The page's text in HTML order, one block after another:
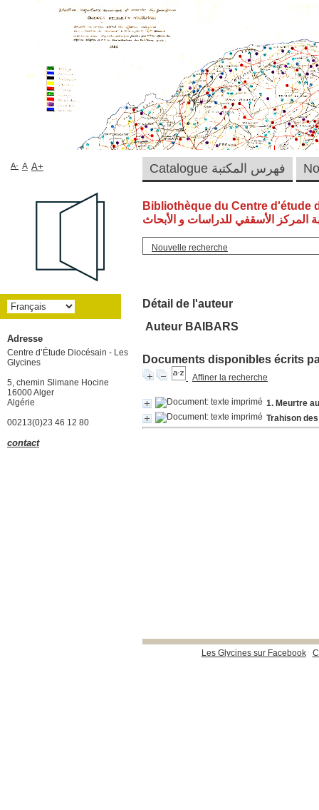
Bibliothèque du Centre d'étude
المركز الأسقفي للدراسات و الأبحاث
Nouvelle recherche
Détail de l'auteur
Auteur BAIBARS
Documents disponibles écrits
Affiner la recherche
1. Meurtre
Trahison
Les Glycines sur Facebook
Catalogue فهرس المكتبة A- A A+
Adresse
Centre d’Étude Diocésain - Les
Glycines
5, chemin Slimane Hocine
16000 Alger
Algérie
00213(0)23 46 12 80
contact